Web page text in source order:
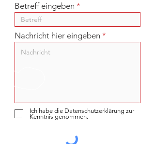
Betreff eingeben
Nachricht hier eingeben
Ich habe die Datenschutzerklärung zur
Kenntnis genommen.